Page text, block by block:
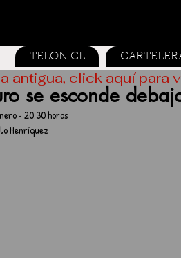
TELON.CL
se esconde
• 20:30 horas
Henríquez
antigua, click aquí para